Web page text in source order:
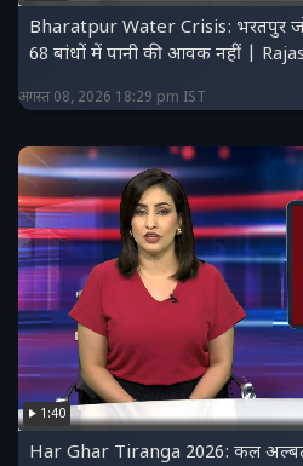
Bharatpur Water Crisis: भरतपुर
68 बांधों में पानी की आवक नहीं |
अगस्त 08, 2026 18:29 pm IST
1:40
Har Ghar Tiranga 2026: कल